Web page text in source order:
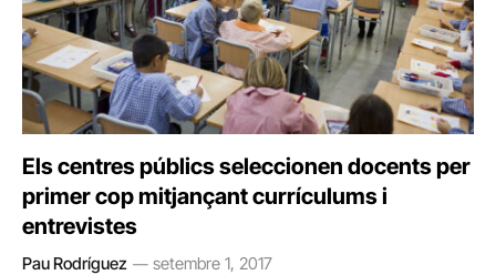
Els centres públics seleccionen docents per
primer cop mitjançant currículums i
entrevistes
Pau Rodríguez setembre 1, 2017